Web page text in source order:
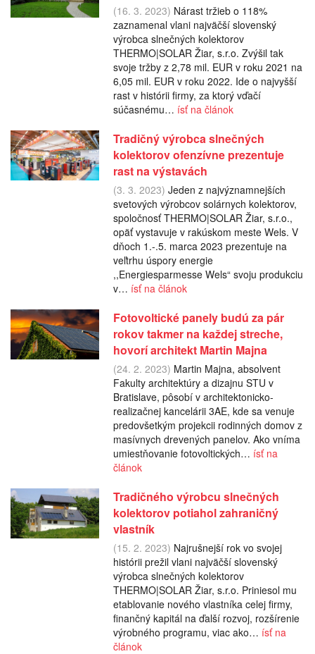
(16. 3. 2023) Nárast tržieb o 118%
zaznamenal vlani najväčší slovenský
výrobca slnečných kolektorov
THERMO|SOLAR Žiar, s.r.o. Zvýšil tak
svoje tržby z 2,78 mil. EUR v roku 2021 na
6,05 mil. EUR v roku 2022. Ide o najvyšší
rast v histórii firmy, za ktorý vďačí
súčasnému… ísť na článok
Tradičný výrobca slnečných
kolektorov ofenzívne prezentuje
rast na výstavách
(3. 3. 2023) Jeden z najvýznamnejších
svetových výrobcov solárnych kolektorov,
spoločnosť THERMO|SOLAR Žiar, s.r.o.,
opäť vystavuje v rakúskom meste Wels. V
dňoch 1.-.5. marca 2023 prezentuje na
veľtrhu úspory energie
,,Energiesparmesse Wels“ svoju produkciu
v… ísť na článok
Fotovoltické panely budú za pár
rokov takmer na každej streche,
hovorí architekt Martin Majna
(24. 2. 2023) Martin Majna, absolvent
Fakulty architektúry a dizajnu STU v
Bratislave, pôsobí v architektonicko-
realizačnej kancelárii 3AE, kde sa venuje
predovšetkým projekcii rodinných domov z
masívnych drevených panelov. Ako vníma
umiestňovanie fotovoltických… ísť na
článok
Tradičného výrobcu slnečných
kolektorov potiahol zahraničný
vlastník
(15. 2. 2023) Najrušnejší rok vo svojej
histórii prežil vlani najväčší slovenský
výrobca slnečných kolektorov
THERMO|SOLAR Žiar, s.r.o. Priniesol mu
etablovanie nového vlastníka celej firmy,
finančný kapitál na ďalší rozvoj, rozšírenie
výrobného programu, viac ako… ísť na
článok